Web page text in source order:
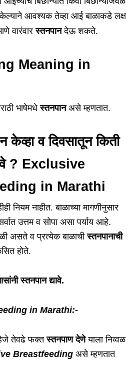
आवश्यक तेव्हा आई बाळाकडे लक्ष
वारंवारस्तनपानदेऊ शकते.
Meaning in
भाषेमधेस्तनपानअसे म्हणतात.
केव्हा व दिवसातून किती
? Exclusive
in Marathi
नियम नाहीत. बाळाच्या मागणीनुसार
उत्तम व सोपा असा पर्याय आहे.
असते व प्रत्येक बाळाचीस्तनपानाची
होते.
स्तनपान द्यावे.
in Marathi:-
तेवढे फक्तस्तनपाण देणेयाला निव्वळ
Breastfeeding असे म्हणतात